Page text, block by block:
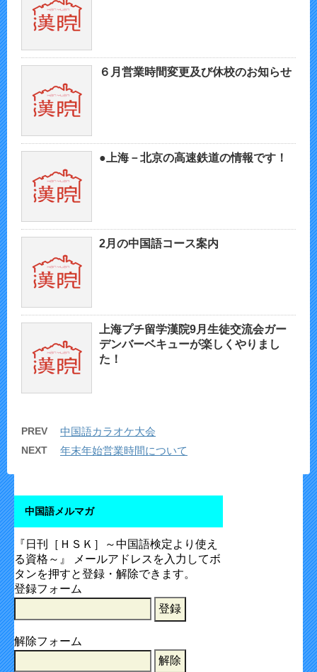
６月営業時間変更及び休校のお知らせ
●上海－北京の高速鉄道の情報です！
2月の中国語コース案内
上海プチ留学漢院9月生徒交流会ガー
デンバーベキューが楽しくやりまし
た！
PREV 中国語カラオケ大会
NEXT 年末年始営業時間について
中国語メルマガ
『日刊［ＨＳＫ］～中国語検定より使え
る資格～』 メールアドレスを入力してボ
タンを押すと登録・解除できます。
登録フォーム
解除フォーム